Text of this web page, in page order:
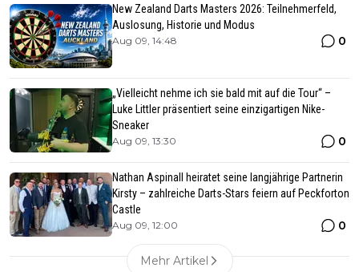
New Zealand Darts Masters 2026: Teilnehmerfeld,
Auslosung, Historie und Modus
Aug 09, 14:48 0
„Vielleicht nehme ich sie bald mit auf die Tour“ –
Luke Littler präsentiert seine einzigartigen Nike-
Sneaker
Aug 09, 13:30 0
Nathan Aspinall heiratet seine langjährige Partnerin
Kirsty – zahlreiche Darts-Stars feiern auf Peckforton
Castle
Aug 09, 12:00 0
Mehr Artikel